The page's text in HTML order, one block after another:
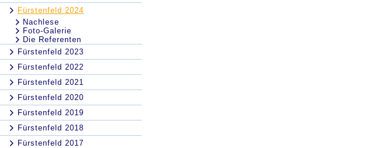
Fürstenfeld 2024
Nachlese
Foto-Galerie
Die Referenten
Fürstenfeld 2023
Fürstenfeld 2022
Fürstenfeld 2021
Fürstenfeld 2020
Fürstenfeld 2019
Fürstenfeld 2018
Fürstenfeld 2017